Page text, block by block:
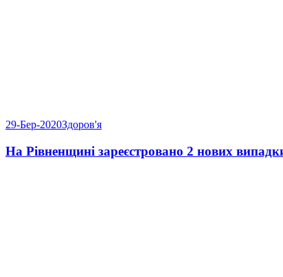
29-Бер-2020Здоров'я
На Рівненщині зареєстровано 2 нових